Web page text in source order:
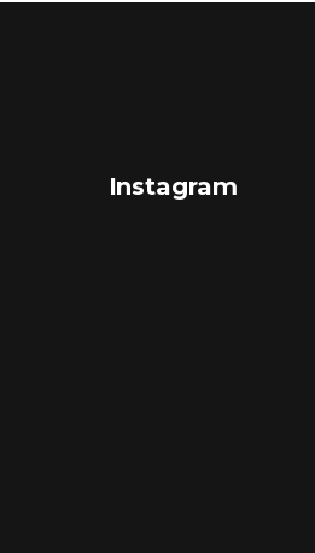
Instagram